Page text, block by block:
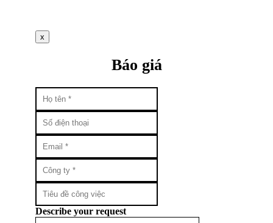
x
Báo giá
Describe your request